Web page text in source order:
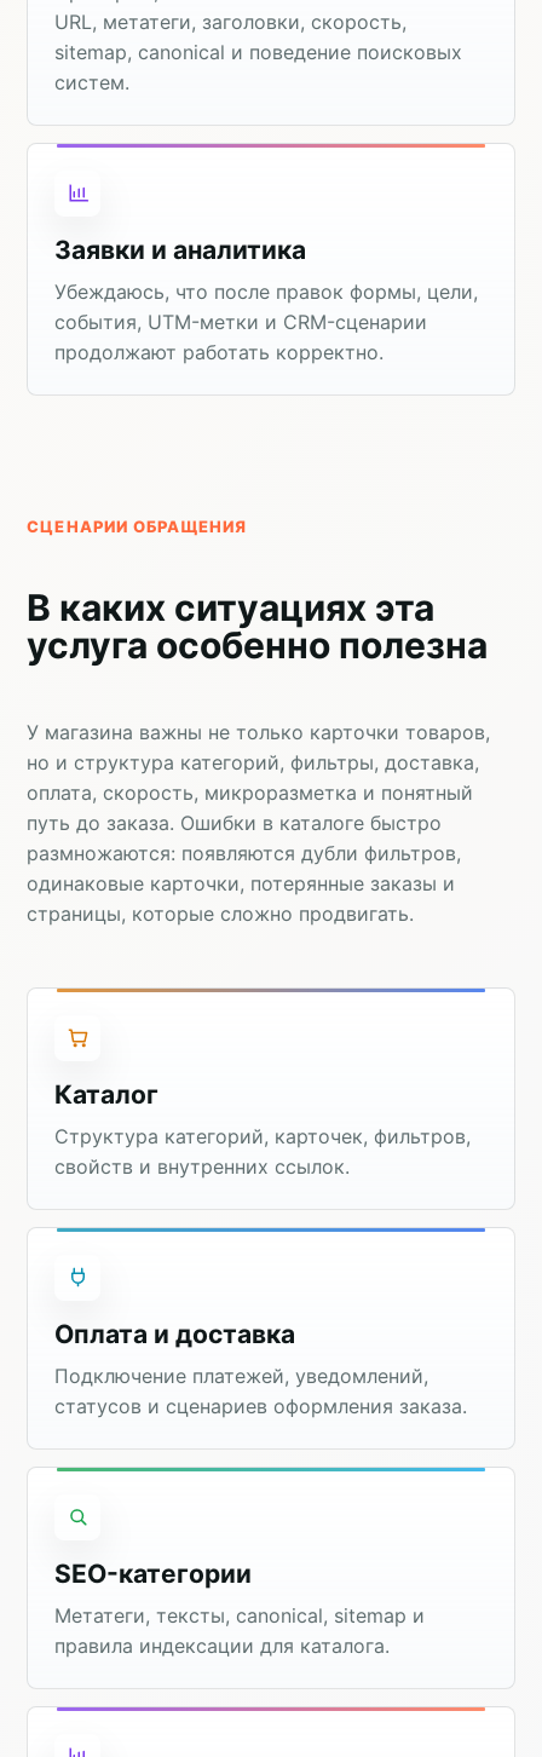
URL, метатеги, заголовки, скорость,
sitemap, canonical и поведение поисковых
систем.
Заявки и аналитика
Убеждаюсь, что после правок формы, цели,
события, UTM-метки и CRM-сценарии
продолжают работать корректно.
СЦЕНАРИИ ОБРАЩЕНИЯ
В каких ситуациях эта
услуга особенно полезна
У магазина важны не только карточки товаров,
но и структура категорий, фильтры, доставка,
оплата, скорость, микроразметка и понятный
путь до заказа. Ошибки в каталоге быстро
размножаются: появляются дубли фильтров,
одинаковые карточки, потерянные заказы и
страницы, которые сложно продвигать.
Каталог
Структура категорий, карточек, фильтров,
свойств и внутренних ссылок.
Оплата и доставка
Подключение платежей, уведомлений,
статусов и сценариев оформления заказа.
SEO-категории
Метатеги, тексты, canonical, sitemap и
правила индексации для каталога.